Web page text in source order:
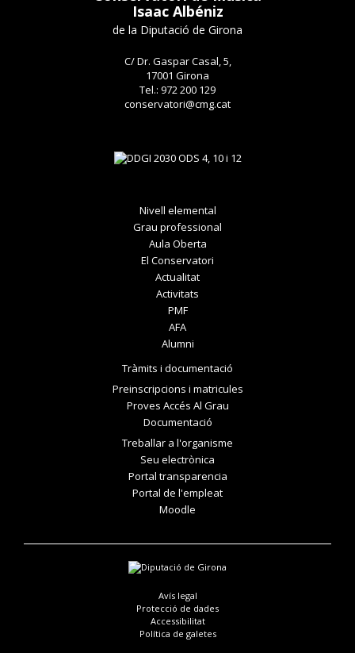
Isaac Albéniz
de la Diputació de Girona
C/ Dr. Gaspar Casal, 5,
17001 Girona
Tel.: 972 200 129
conservatori@cmg.cat
Nivell elemental
Grau professional
Aula Oberta
El Conservatori
Actualitat
Activitats
PMF
AFA
Alumni
Tràmits i documentació
Preinscripcions i matricules
Proves Accés Al Grau
Documentació
Treballar a l'organisme
Seu electrònica
Portal transparencia
Portal de l'empleat
Moodle
Avís legal
Protecció de dades
Accessibilitat
Política de galetes